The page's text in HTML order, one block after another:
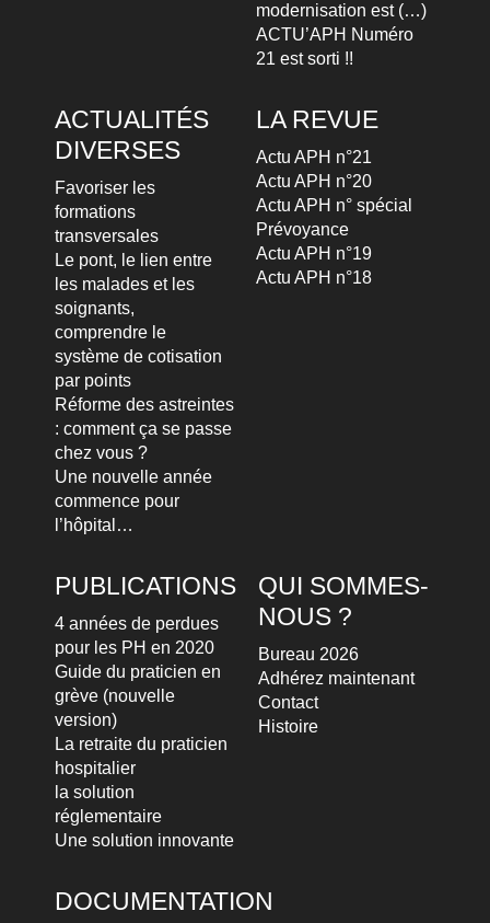
modernisation est (…)
ACTU’APH Numéro
21 est sorti !!
ACTUALITÉS
DIVERSES
Favoriser les
formations
transversales
Le pont, le lien entre
les malades et les
soignants,
comprendre le
système de cotisation
par points
Réforme des astreintes
: comment ça se passe
chez vous ?
Une nouvelle année
commence pour
l’hôpital…
LA REVUE
Actu APH n°21
Actu APH n°20
Actu APH n° spécial
Prévoyance
Actu APH n°19
Actu APH n°18
PUBLICATIONS
4 années de perdues
pour les PH en 2020
Guide du praticien en
grève (nouvelle
version)
La retraite du praticien
hospitalier
la solution
réglementaire
Une solution innovante
QUI SOMMES-
NOUS ?
Bureau 2026
Adhérez maintenant
Contact
Histoire
DOCUMENTATION